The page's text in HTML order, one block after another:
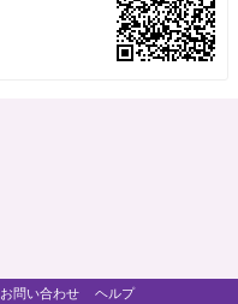
お問い合わせ
ヘルプ